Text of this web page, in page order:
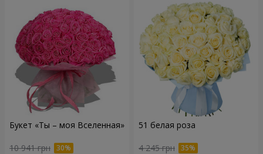
Букет «Ты – моя Вселенная»
10 941 грн
51 белая роза
4 245 грн